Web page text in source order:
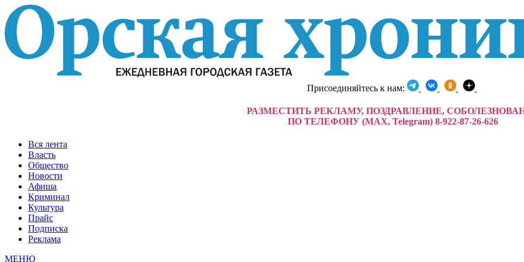
Присоединяйтесь к нам:
РАЗМЕСТИТЬ РЕКЛАМУ, ПОЗДРАВЛЕНИЕ,
ПО ТЕЛЕФОНУ (MAX, Telegram) 8-922-87-26-626
Вся лента
Власть
Общество
Новости
Афиша
Криминал
Культура
Прайс
Подписка
Реклама
МЕНЮ